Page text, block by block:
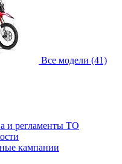
Все модели (41)
и регламенты ТО
кампании